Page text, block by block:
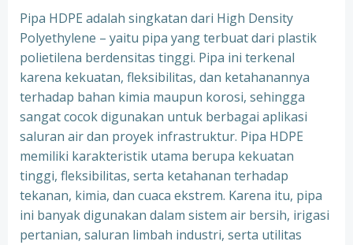
Pipa HDPE adalah singkatan dari High Density
Polyethylene – yaitu pipa yang terbuat dari plastik
polietilena berdensitas tinggi. Pipa ini terkenal
karena kekuatan, fleksibilitas, dan ketahanannya
terhadap bahan kimia maupun korosi, sehingga
sangat cocok digunakan untuk berbagai aplikasi
saluran air dan proyek infrastruktur. Pipa HDPE
memiliki karakteristik utama berupa kekuatan
tinggi, fleksibilitas, serta ketahanan terhadap
tekanan, kimia, dan cuaca ekstrem. Karena itu, pipa
ini banyak digunakan dalam sistem air bersih, irigasi
pertanian, saluran limbah industri, serta utilitas